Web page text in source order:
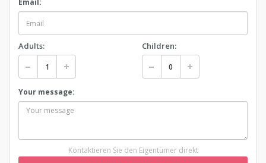
Email:
Adults: Children:
Your message:
Kontaktieren Sie den Eigentümer direkt